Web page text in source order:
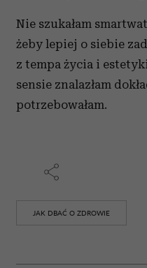
Nie szukałam
żeby lepiej o siebie
z tempa życia i
sensie znalazłam
potrzebowałam.
JAK DBAĆ O ZDROWIE